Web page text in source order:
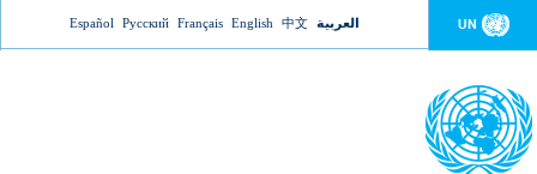
Jump to navigation UN العربية 中文
English
Français
Русский
Español